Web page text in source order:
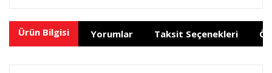
Ürün Bilgisi Yorumlar Taksit Seçenekleri